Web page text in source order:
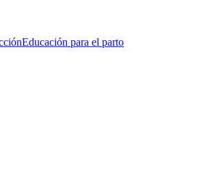
Educación para el parto